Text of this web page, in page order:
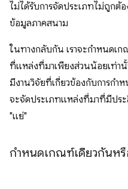
ไม่ได้รับการจัดประเภทไม่ถูกต้
ข้อมูลภาคสนาม
ในทางกลับกัน เราจะกำหนดเ
ที่แหล่งที่มาเพียงส่วนน้อยเท่า
มีงานวิจัยที่เกี่ยวข้องกับการกำ
จะจัดประเภทแหล่งที่มาที่มีปร
"แย่"
กำหนดเกณฑ์เดียวกันห